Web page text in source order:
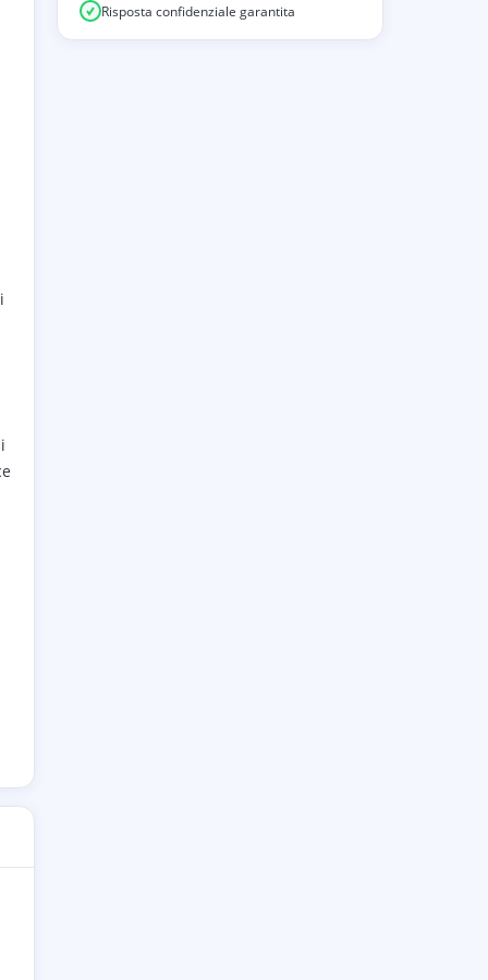
Risposta confidenziale garantita